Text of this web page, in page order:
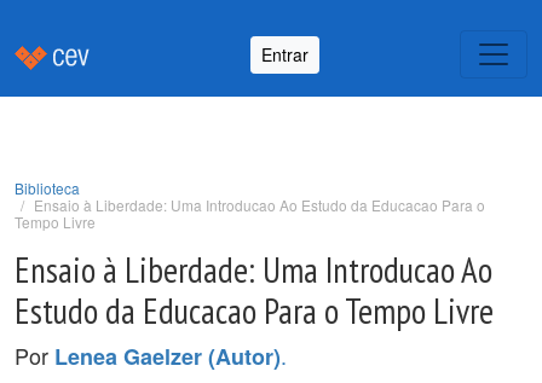
Entrar
Biblioteca
Ensaio à Liberdade: Uma Introducao Ao Estudo da Educacao Para o
Tempo Livre
Ensaio à Liberdade: Uma Introducao Ao
Estudo da Educacao Para o Tempo Livre
Por Lenea Gaelzer (Autor).